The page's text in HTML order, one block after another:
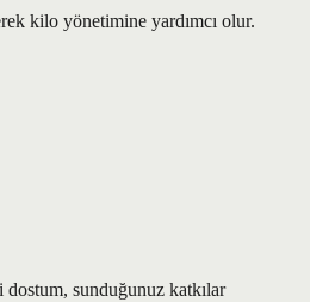
kilo yönetimine yardımcı olur.
sunduğunuz katkılar